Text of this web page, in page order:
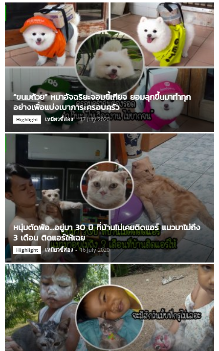
“ขนมถ้วย” หมาอัจฉริยะจอมขี้เกียจ ยอมลุกขึ้นมาทำทุก
อย่างเพื่อแบ่งเบาภาระครอบครัว
Highlight เหมียวขี้ส่อง - 17 July 2020
หนุ่มตัดพ้อ…อยู่มา 30 ปี ที่บ้านไม่เคยติดแอร์ แมวมาไม่ถึง
3 เดือน ติดแอร์ให้เฉย
Highlight เหมียวขี้ส่อง - 16 July 2020